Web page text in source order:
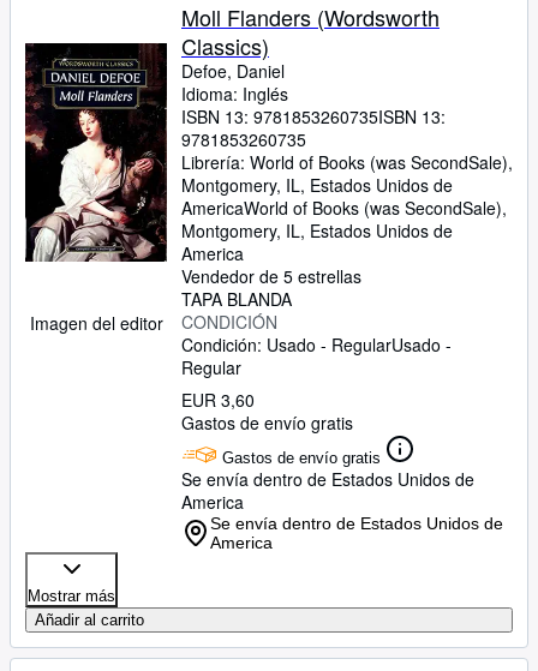
Imagen del editor
Moll Flanders (Wordsworth
Classics)
Defoe, Daniel
Idioma: Inglés
ISBN 13: 9781853260735ISBN 13:
9781853260735
Librería: World of Books (was SecondSale),
Montgomery, IL, Estados Unidos de
AmericaWorld of Books (was SecondSale),
Montgomery, IL, Estados Unidos de
America
Vendedor de 5 estrellas
TAPA BLANDA
CONDICIÓN
Condición: Usado - RegularUsado -
Regular
EUR 3,60
Gastos de envío gratis
Gastos de envío gratis
Se envía dentro de Estados Unidos de
America
Se envía dentro de Estados Unidos de
America
Mostrar más
Añadir al carrito